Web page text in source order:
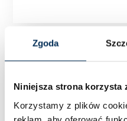
Zgoda
Niniejsza strona korzysta
Korzystamy z plików
reklam, aby oferować